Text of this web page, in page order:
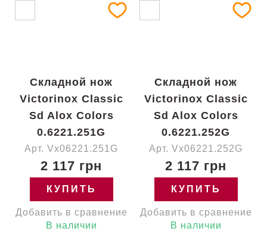
Складной нож
Victorinox Classic
Sd Alox Colors
0.6221.251G
Арт. Vx06221.251G
2 117 грн
КУПИТЬ
Добавить в сравнение
В наличии
Складной нож
Victorinox Classic
Sd Alox Colors
0.6221.252G
Арт. Vx06221.252G
2 117 грн
КУПИТЬ
Добавить в сравнение
В наличии